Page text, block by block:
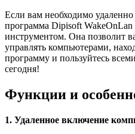
Если вам необходимо
программа Dipisoft
инструментом. Она позволит
управлять компьютерами,
программу и пользуйтесь
сегодня!
Функции и
1. Удаленное включение